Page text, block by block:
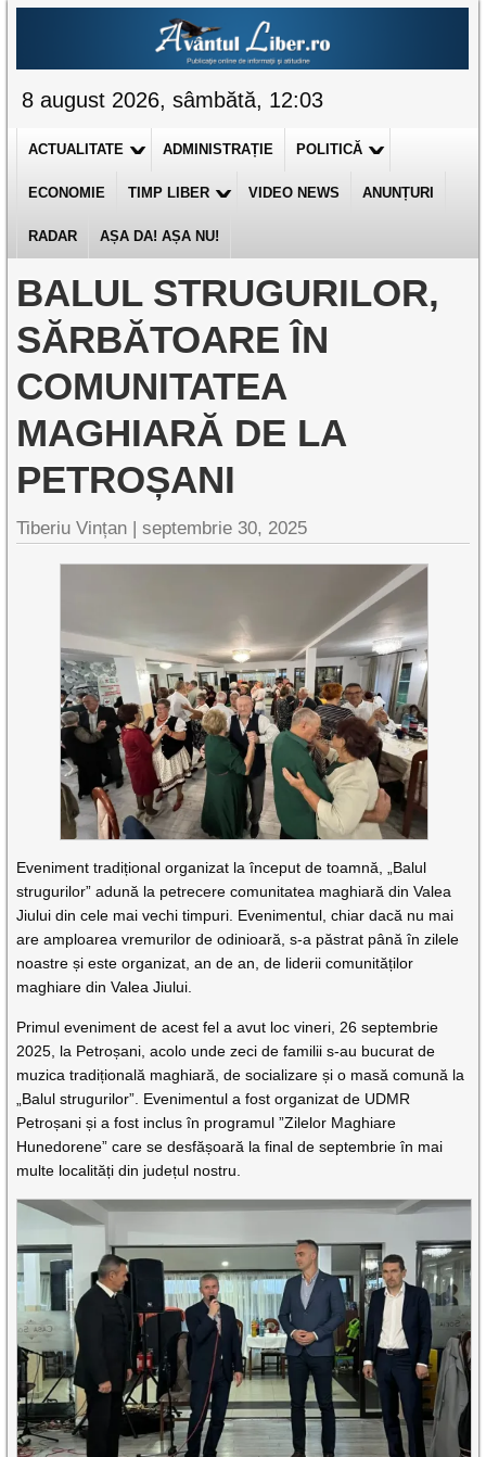
8 august 2026, sâmbătă, 12:03
ACTUALITATE ADMINISTRAȚIE POLITICĂ
ECONOMIE TIMP LIBER VIDEO NEWS ANUNȚURI
RADAR AȘA DA! AȘA NU!
BALUL STRUGURILOR,
SĂRBĂTOARE ÎN
COMUNITATEA
MAGHIARĂ DE LA
PETROȘANI
Tiberiu Vințan |septembrie 30, 2025
Eveniment tradițional organizat la început de toamnă, „Balul
strugurilor” adună la petrecere comunitatea maghiară din Valea
Jiului din cele mai vechi timpuri. Evenimentul, chiar dacă nu mai
are amploarea vremurilor de odinioară, s-a păstrat până în zilele
noastre și este organizat, an de an, de liderii comunităților
maghiare din Valea Jiului.
Primul eveniment de acest fel a avut loc vineri, 26 septembrie
2025, la Petroșani, acolo unde zeci de familii s-au bucurat de
muzica tradițională maghiară, de socializare și o masă comună la
„Balul strugurilor”. Evenimentul a fost organizat de UDMR
Petroșani și a fost inclus în programul ”Zilelor Maghiare
Hunedorene” care se desfășoară la final de septembrie în mai
multe localități din județul nostru.